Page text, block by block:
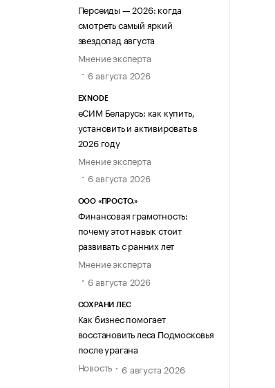
Персеиды — 2026: когда
смотреть самый яркий
звездопад августа
Мнение эксперта
6 августа 2026
EXNODE
еСИМ Беларусь: как купить,
установить и активировать в
2026 году
Мнение эксперта
6 августа 2026
ООО «ПРОСТО.»
Финансовая грамотность:
почему этот навык стоит
развивать с ранних лет
Мнение эксперта
6 августа 2026
СОХРАНИ ЛЕС
Как бизнес помогает
восстановить леса Подмосковья
после урагана
Новость
6 августа 2026